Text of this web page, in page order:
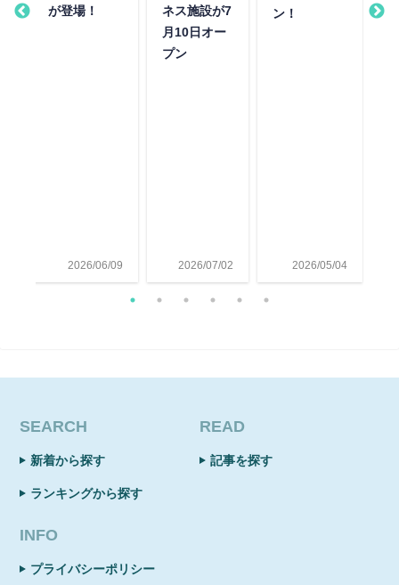
2026/06/09
が登場！
2026/07/02
ネス施設が7
月10日オー
プン
2026/05/04
ン！
SEARCH
新着から探す
ランキングから探す
READ
記事を探す
INFO
プライバシーポリシー